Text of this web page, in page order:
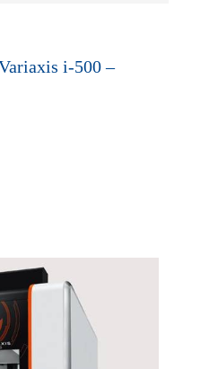
i-500 –